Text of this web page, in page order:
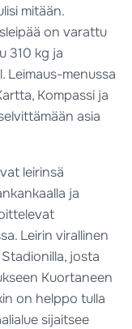
mitään.
on varattu
310 kg ja
menussa
Kompassi ja
asia
leirinsä
ja
Leirin virallinen
josta
Kuortaneen
on helppo tulla
sijaitsee